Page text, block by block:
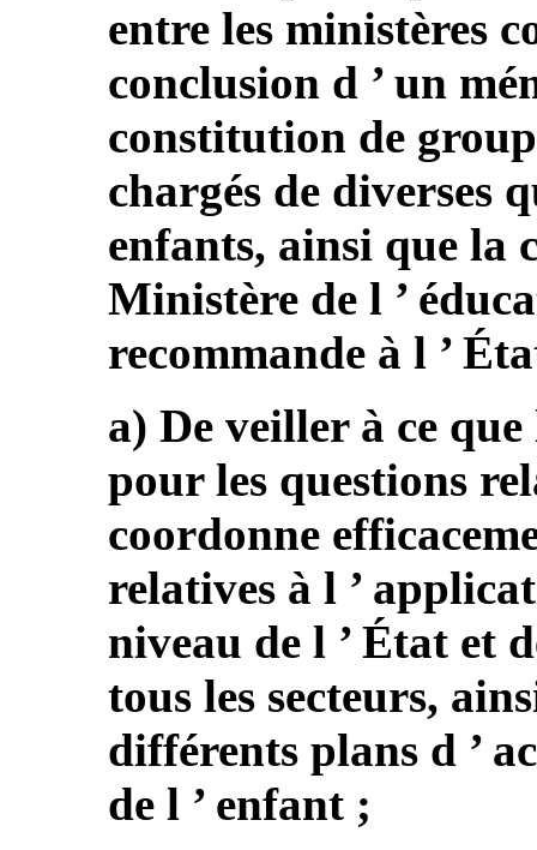
entre les ministères
conclusion d ’ un
constitution de
chargés de diverses
enfants, ainsi que la
Ministère de l ’
recommande à l ’
a) De veiller à ce
pour les questions
coordonne
relatives à l ’
niveau de l ’ État et
tous les secteurs,
différents plans d ’
de l ’ enfant ;